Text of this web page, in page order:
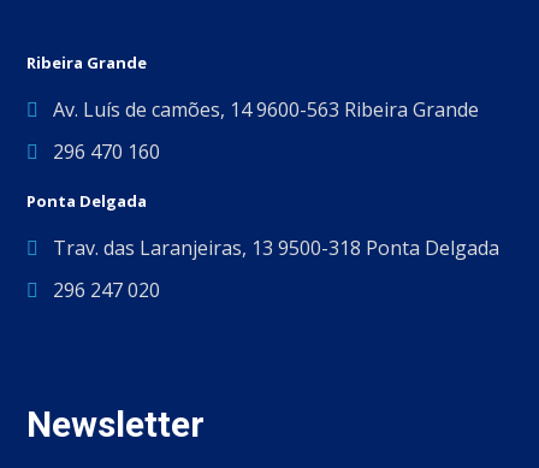
Ribeira Grande
Av. Luís de camões, 14 9600-563 Ribeira Grande
296 470 160
Ponta Delgada
Trav. das Laranjeiras, 13 9500-318 Ponta Delgada
296 247 020
Newsletter